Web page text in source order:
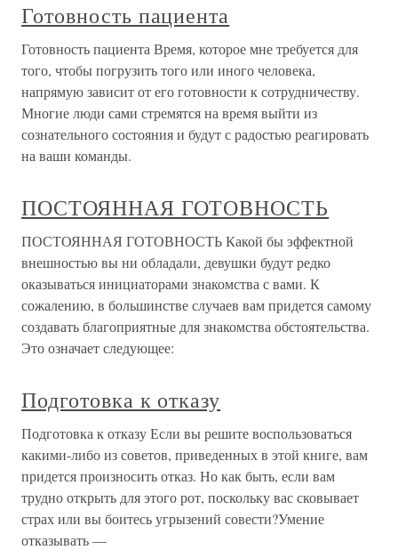
Готовность пациента
Готовность пациента Время, которое мне требуется для
того, чтобы погрузить того или иного человека,
напрямую зависит от его готовности к сотрудничеству.
Многие люди сами стремятся на время выйти из
сознательного состояния и будут с радостью реагировать
на ваши команды.
ПОСТОЯННАЯ ГОТОВНОСТЬ
ПОСТОЯННАЯ ГОТОВНОСТЬ Какой бы эффектной
внешностью вы ни обладали, девушки будут редко
оказываться инициаторами знакомства с вами. К
сожалению, в большинстве случаев вам придется самому
создавать благоприятные для знакомства обстоятельства.
Это означает следующее:
Подготовка к отказу
Подготовка к отказу Если вы решите воспользоваться
какими-либо из советов, приведенных в этой книге, вам
придется произносить отказ. Но как быть, если вам
трудно открыть для этого рот, поскольку вас сковывает
страх или вы боитесь угрызений совести?Умение
отказывать —